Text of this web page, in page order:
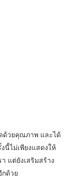
ด้วยคุณภาพ และได้
นี้ไม่เพียงแสดงให้
แต่ยังเสริมสร้าง
ด้วย